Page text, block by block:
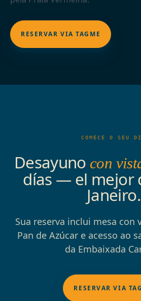
RESERVAR VIA TAGME
COMECE O SEU
Desayuno con
días — el mejor
Janeiro.
Sua reserva inclui mesa con
Pan de Azúcar e acesso ao
da Embaixada
RESERVAR VIA